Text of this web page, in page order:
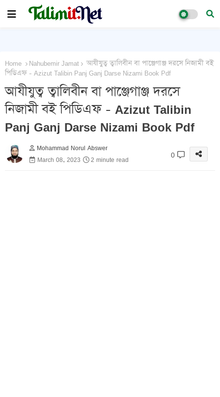
Home Nahubemir Jamat
আযীযুত্ব ত্বালিবীন বা পাঞ্জেগাঞ্জ দরসে নিজামী বই
পিডিএফ - Azizut Talibin Panj Ganj Darse Nizami Book Pdf
আযীযুত্ব ত্বালিবীন বা পাঞ্জেগাঞ্জ দরসে
নিজামী বই পিডিএফ - Azizut Talibin
Panj Ganj Darse Nizami Book Pdf
Mohammad Norul Abswer
March 08, 2023
2 minute read 0